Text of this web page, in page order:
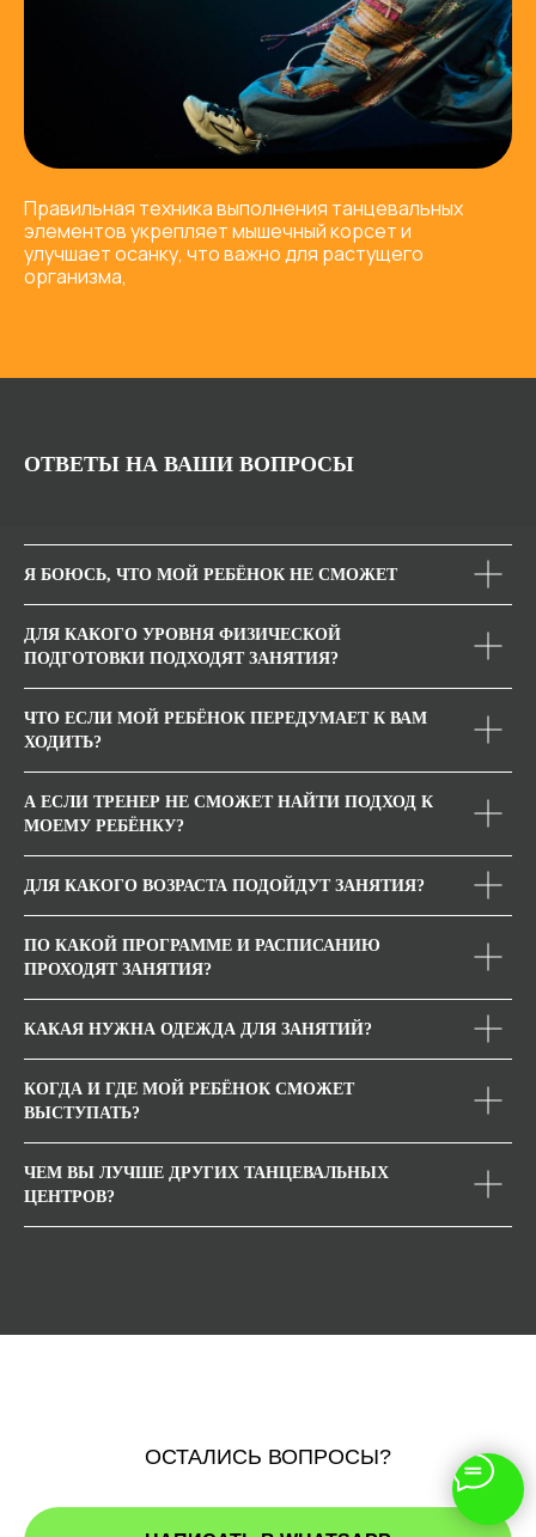
Правильная техника выполнения танцевальных
элементов укрепляет мышечный корсет и
улучшает осанку, что важно для растущего
организма,
ОТВЕТЫ НА ВАШИ ВОПРОСЫ
Я БОЮСЬ, ЧТО МОЙ РЕБЁНОК НЕ СМОЖЕТ
ДЛЯ КАКОГО УРОВНЯ ФИЗИЧЕСКОЙ
ПОДГОТОВКИ ПОДХОДЯТ ЗАНЯТИЯ?
ЧТО ЕСЛИ МОЙ РЕБЁНОК ПЕРЕДУМАЕТ К ВАМ
ХОДИТЬ?
А ЕСЛИ ТРЕНЕР НЕ СМОЖЕТ НАЙТИ ПОДХОД К
МОЕМУ РЕБЁНКУ?
ДЛЯ КАКОГО ВОЗРАСТА ПОДОЙДУТ ЗАНЯТИЯ?
ПО КАКОЙ ПРОГРАММЕ И РАСПИСАНИЮ
ПРОХОДЯТ ЗАНЯТИЯ?
КАКАЯ НУЖНА ОДЕЖДА ДЛЯ ЗАНЯТИЙ?
КОГДА И ГДЕ МОЙ РЕБЁНОК СМОЖЕТ
ВЫСТУПАТЬ?
ЧЕМ ВЫ ЛУЧШЕ ДРУГИХ ТАНЦЕВАЛЬНЫХ
ЦЕНТРОВ?
OСТАЛИСЬ ВОПРОСЫ?